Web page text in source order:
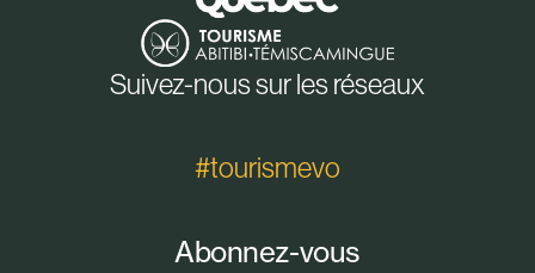
Suivez-nous sur les réseaux
#tourismevo
Abonnez-vous